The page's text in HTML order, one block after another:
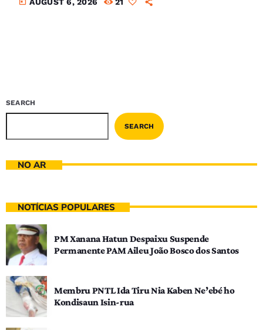
AUGUST 6, 2026 21
SEARCH
SEARCH
NO AR
NOTÍCIAS POPULARES
PM Xanana Hatun Despaixu Suspende
Permanente PAM Aileu João Bosco dos Santos
Membru PNTL Ida Tiru Nia Kaben Ne’ebé ho
Kondisaun Isin-rua